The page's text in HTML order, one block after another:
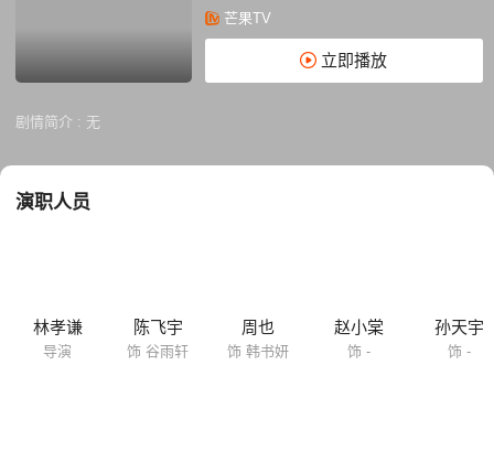
芒果TV
立即播放
剧情简介 : 无
演职人员
林孝谦
导演
陈飞宇
饰 谷雨轩
周也
饰 韩书妍
赵小棠
饰 -
孙天宇
饰 -